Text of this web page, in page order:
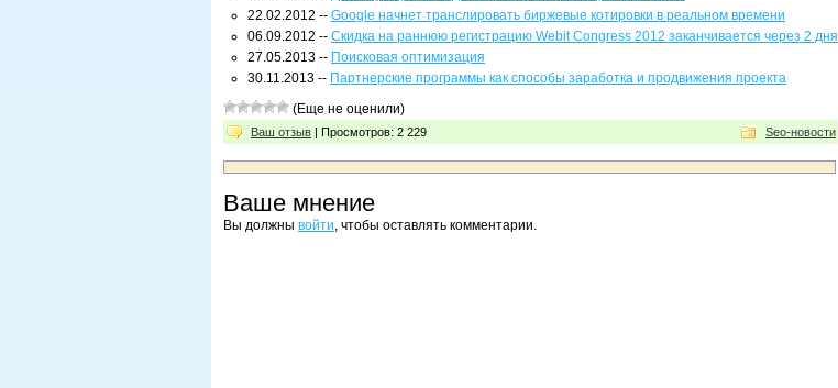
22.02.2012 -- Google начнет транслировать биржевые котировки в реальном времени
06.09.2012 -- Скидка на раннюю регистрацию Webit Congress 2012 заканчивается через 2 дня
27.05.2013 -- Поисковая оптимизация
30.11.2013 -- Партнерские программы как способы заработка и продвижения проекта
(Еще не оценили)
Ваш отзыв | Просмотров: 2 229 Seo-новости
Ваше мнение
Вы должны войти, чтобы оставлять комментарии.